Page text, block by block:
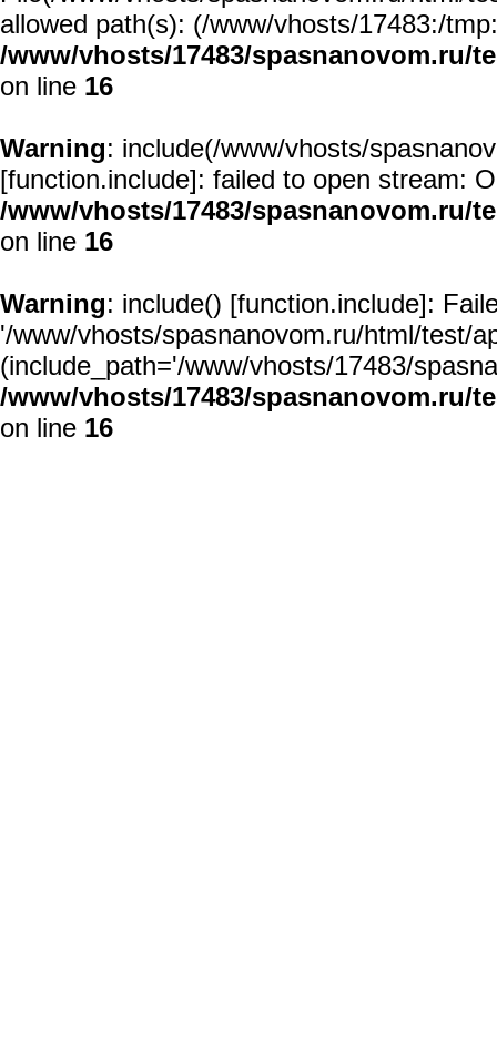
allowed path(s): (/www/vhosts/17483:/
/www/vhosts/17483/spasnanovom.ru/
on line 16
Warning: include(/www/vhosts/
[function.include]: failed to open stream:
/www/vhosts/17483/spasnanovom.ru/
on line 16
Warning: include() [function.include]:
'/www/vhosts/spasnanovom.ru/html/test/
(include_path='/www/vhosts/17483/
/www/vhosts/17483/spasnanovom.ru/
on line 16